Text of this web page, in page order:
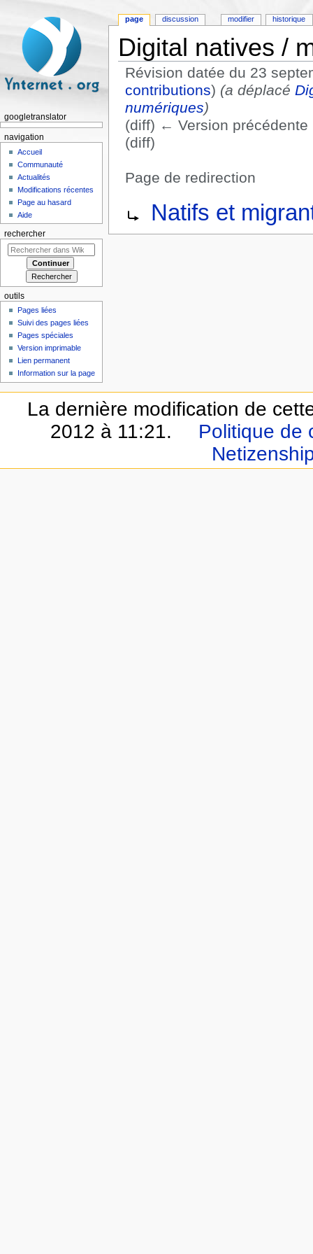
Digital natives /
Révision datée du 23
contributions) (a déplacé
numériques)
(diff) ← Version
(diff)
Page de redirection
Rediriger vers :Natifs et
page discussion modifier historique
googletranslator
navigation
Accueil
Communauté
Actualités
Modifications récentes
Page au hasard
Aide
rechercher
outils
Pages liées
Suivi des pages liées
Pages spéciales
Version imprimable
Lien permanent
Information sur la page
La dernière modification de
2012 à 11:21.
Politique de